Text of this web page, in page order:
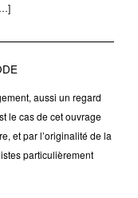
aussi un regard
le cas de cet ouvrage
et par l’originalité de la
particulièrement